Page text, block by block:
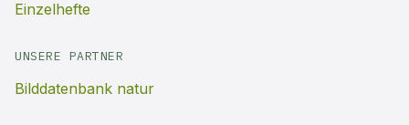
Einzelhefte
UNSERE PARTNER
Bilddatenbank natur